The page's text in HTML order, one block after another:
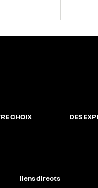
CHOIX DES
liens directs